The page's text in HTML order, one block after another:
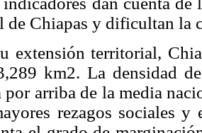
de Chiapas y dificultan la
extensión territorial,
km2. La densidad
por arriba de la media
rezagos sociales